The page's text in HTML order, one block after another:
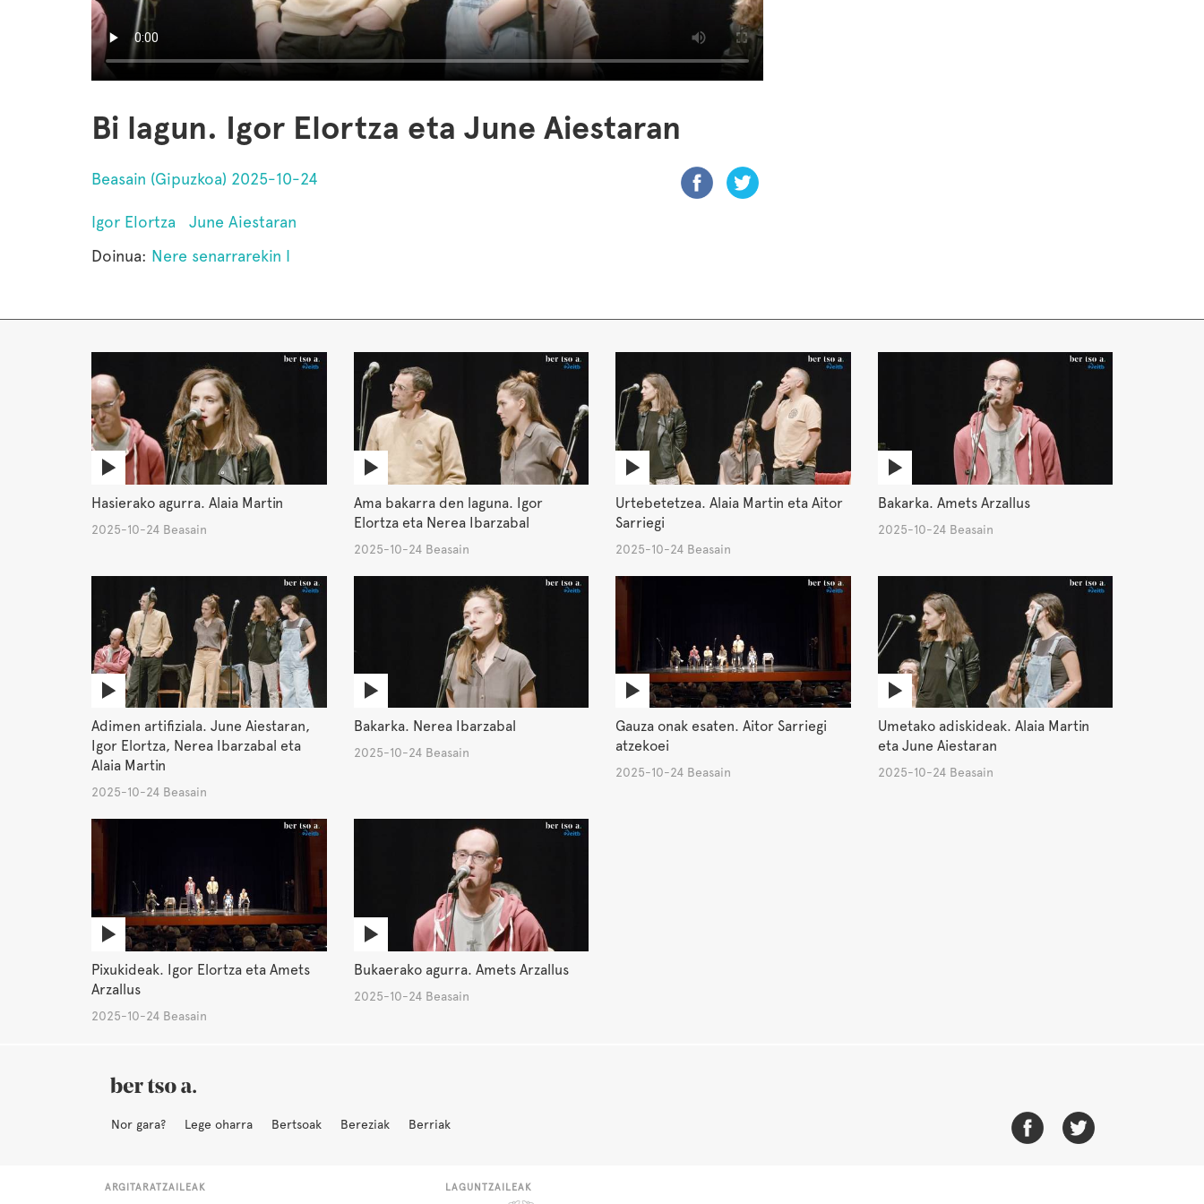
Bi lagun. Igor Elortza eta June Aiestaran
Beasain (Gipuzkoa) 2025-10-24
Igor Elortza
June Aiestaran
Doinua: Nere senarrarekin I
Hasierako agurra. Alaia Martin
2025-10-24 Beasain
Ama bakarra den laguna. Igor
Elortza eta Nerea Ibarzabal
2025-10-24 Beasain
Urtebetetzea. Alaia Martin eta Aitor
Sarriegi
2025-10-24 Beasain
Bakarka. Amets Arzallus
2025-10-24 Beasain
Adimen artifiziala. June Aiestaran,
Igor Elortza, Nerea Ibarzabal eta
Alaia Martin
2025-10-24 Beasain
Bakarka. Nerea Ibarzabal
2025-10-24 Beasain
Gauza onak esaten. Aitor Sarriegi
atzekoei
2025-10-24 Beasain
Umetako adiskideak. Alaia Martin
eta June Aiestaran
2025-10-24 Beasain
Pixukideak. Igor Elortza eta Amets
Arzallus
2025-10-24 Beasain
Bukaerako agurra. Amets Arzallus
2025-10-24 Beasain
Nor gara? Lege oharra Bertsoak Bereziak Berriak
ARGITARATZAILEAK LAGUNTZAILEAK